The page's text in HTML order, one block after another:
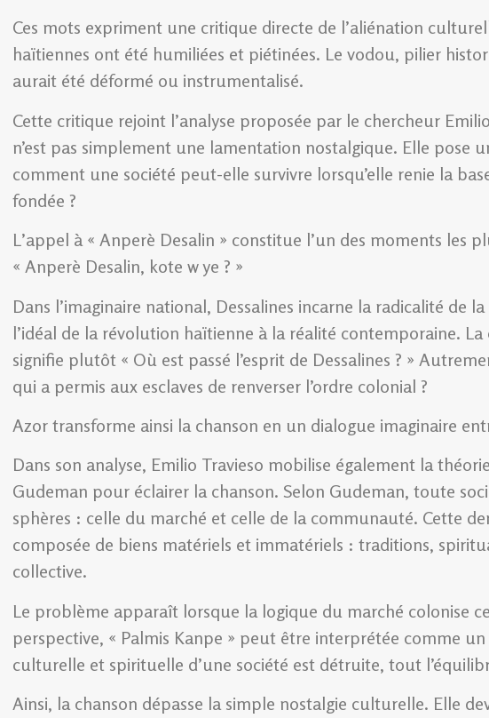
Ces mots expriment une critique directe de l’aliénation
haïtiennes ont été humiliées et piétinées. Le vodou, pilier
aurait été déformé ou instrumentalisé.
Cette critique rejoint l’analyse proposée par le chercheur
n’est pas simplement une lamentation nostalgique. Elle pose
comment une société peut-elle survivre lorsqu’elle renie la
fondée ?
L’appel à « Anperè Desalin » constitue l’un des moments les
« Anperè Desalin, kote w ye ? »
Dans l’imaginaire national, Dessalines incarne la radicalité de
l’idéal de la révolution haïtienne à la réalité contemporaine.
signifie plutôt « Où est passé l’esprit de Dessalines ? »
qui a permis aux esclaves de renverser l’ordre colonial ?
Azor transforme ainsi la chanson en un dialogue imaginaire
Dans son analyse, Emilio Travieso mobilise également la
Gudeman pour éclairer la chanson. Selon Gudeman, toute
sphères : celle du marché et celle de la communauté. Cette
composée de biens matériels et immatériels : traditions,
collective.
Le problème apparaît lorsque la logique du marché colonise
perspective, « Palmis Kanpe » peut être interprétée comme
culturelle et spirituelle d’une société est détruite, tout
Ainsi, la chanson dépasse la simple nostalgie culturelle. Elle